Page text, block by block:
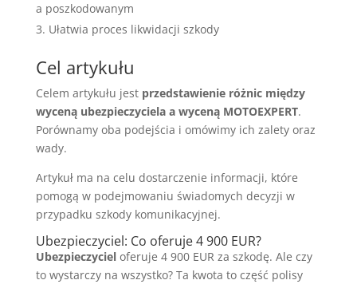
a poszkodowanym
Ułatwia proces likwidacji szkody
Cel artykułu
Celem artykułu jest przedstawienie różnic między
wyceną ubezpieczyciela a wyceną MOTOEXPERT.
Porównamy oba podejścia i omówimy ich zalety oraz
wady.
Artykuł ma na celu dostarczenie informacji, które
pomogą w podejmowaniu świadomych decyzji w
przypadku szkody komunikacyjnej.
Ubezpieczyciel: Co oferuje 4 900 EUR?
Ubezpieczycieloferuje 4 900 EUR za szkodę. Ale czy
to wystarczy na wszystko? Ta kwota to część polisy